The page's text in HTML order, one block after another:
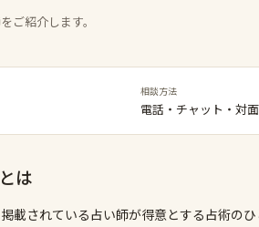
ご紹介します。
相談方法
電話・チャット・対面
とは
されている占い師が得意とする占術のひ